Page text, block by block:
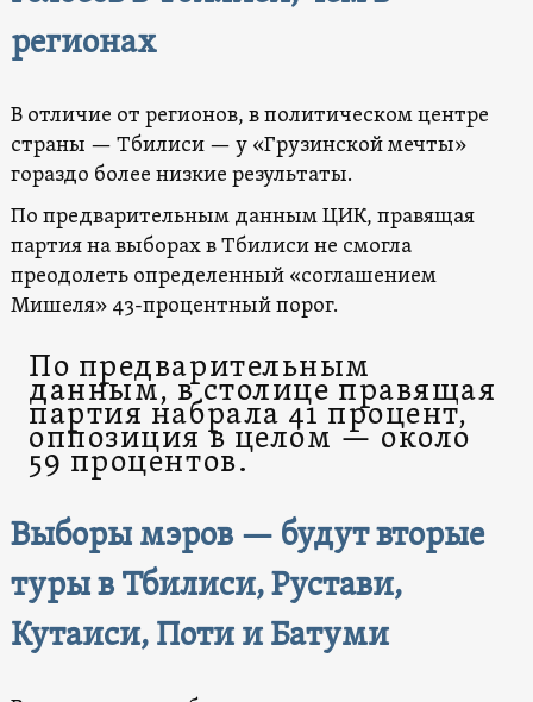
регионах
В отличие от регионов, в политическом центре
страны — Тбилиси — у «Грузинской мечты»
гораздо более низкие результаты.
По предварительным данным ЦИК, правящая
партия на выборах в Тбилиси не смогла
преодолеть определенный «соглашением
Мишеля» 43-процентный порог.
По предварительным
данным, в столице правящая
партия набрала 41 процент,
оппозиция в целом — около
59 процентов.
Выборы мэров — будут вторые
туры в Тбилиси, Рустави,
Кутаиси, Поти и Батуми